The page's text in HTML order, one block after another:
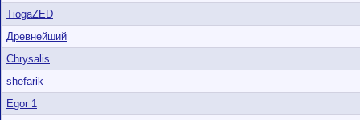
TiogaZED
Древнейший
Chrysalis
shefarik
Egor 1